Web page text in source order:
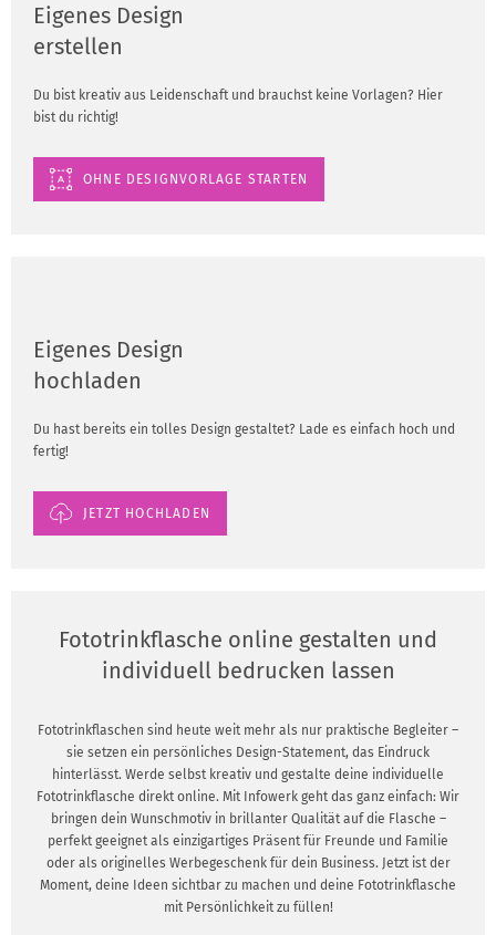
Eigenes Design
erstellen
Du bist kreativ aus Leidenschaft und brauchst keine Vorlagen? Hier
bist du richtig!
OHNE DESIGNVORLAGE STARTEN
Eigenes Design
hochladen
Du hast bereits ein tolles Design gestaltet? Lade es einfach hoch und
fertig!
JETZT HOCHLADEN
Fototrinkflasche online gestalten und
individuell bedrucken lassen
Fototrinkflaschen sind heute weit mehr als nur praktische Begleiter –
sie setzen ein persönliches Design-Statement, das Eindruck
hinterlässt. Werde selbst kreativ und gestalte deine individuelle
Fototrinkflasche direkt online. Mit Infowerk geht das ganz einfach: Wir
bringen dein Wunschmotiv in brillanter Qualität auf die Flasche –
perfekt geeignet als einzigartiges Präsent für Freunde und Familie
oder als originelles Werbegeschenk für dein Business. Jetzt ist der
Moment, deine Ideen sichtbar zu machen und deine Fototrinkflasche
mit Persönlichkeit zu füllen!